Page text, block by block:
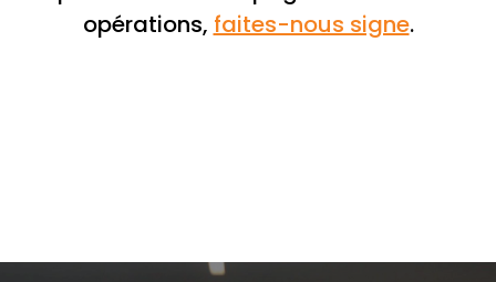
opérations, faites-nous signe.